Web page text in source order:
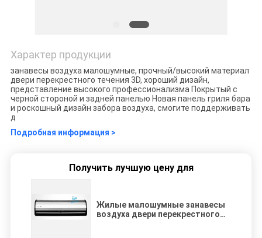
Характер продукции
занавесы воздуха малошумные, прочный/высокий материал
двери перекрестного течения 3D, хороший дизайн,
представление высокого профессионализма Покрытый с
черной стороной и задней панелью Новая панель гриля бара
и роскошный дизайн забора воздуха, смогите поддерживать
д
Подробная информация >
Получить лучшую цену для
Жилые малошумные занавесы
воздуха двери перекрестного